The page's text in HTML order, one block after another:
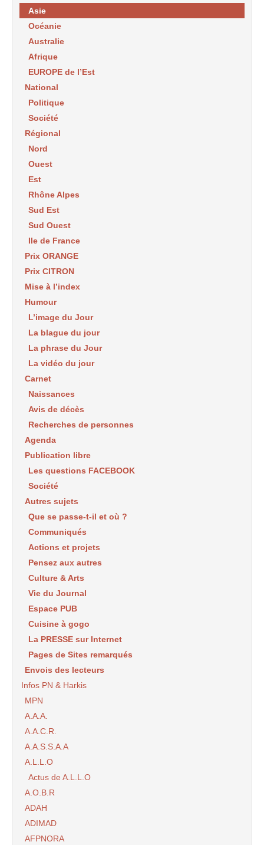
Asie
Océanie
Australie
Afrique
EUROPE de l’Est
National
Politique
Société
Régional
Nord
Ouest
Est
Rhône Alpes
Sud Est
Sud Ouest
Ile de France
Prix ORANGE
Prix CITRON
Mise à l’index
Humour
L’image du Jour
La blague du jour
La phrase du Jour
La vidéo du jour
Carnet
Naissances
Avis de décès
Recherches de personnes
Agenda
Publication libre
Les questions FACEBOOK
Société
Autres sujets
Que se passe-t-il et où ?
Communiqués
Actions et projets
Pensez aux autres
Culture & Arts
Vie du Journal
Espace PUB
Cuisine à gogo
La PRESSE sur Internet
Pages de Sites remarqués
Envois des lecteurs
Infos PN & Harkis
MPN
A.A.A.
A.A.C.R.
A.A.S.S.A.A
A.L.L.O
Actus de A.L.L.O
A.O.B.R
ADAH
ADIMAD
AFPNORA